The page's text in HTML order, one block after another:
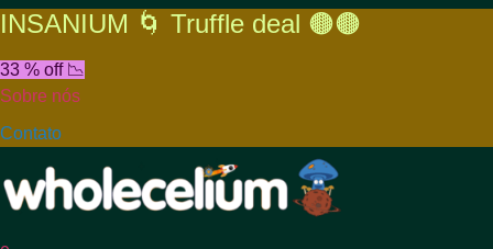
INSANIUM 🌀 Truffle deal 🟤🟤
33 % off 📉
Sobre nós
Contato